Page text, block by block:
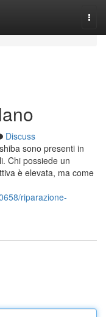
Discuss
sono presenti in
Chi possiede un
è elevata, ma come
riparazione-